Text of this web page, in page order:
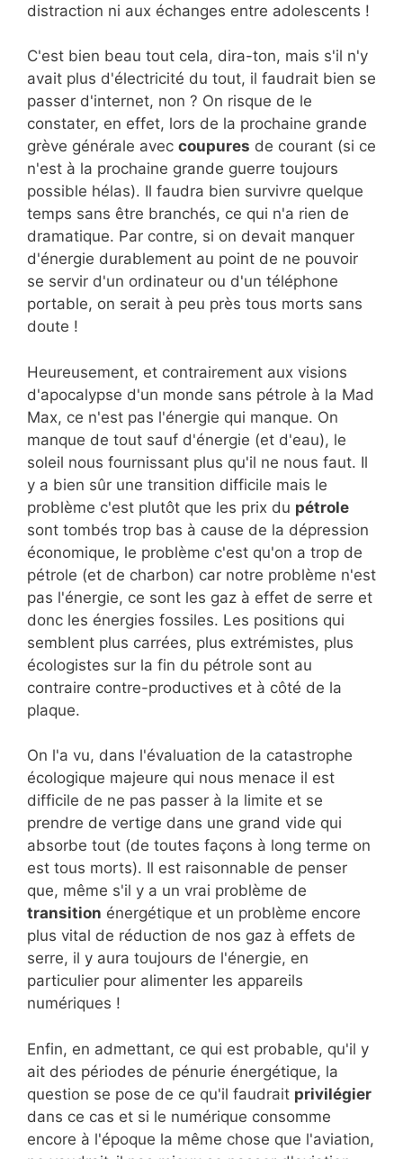
distraction ni aux échanges entre adolescents !
C'est bien beau tout cela, dira-ton, mais s'il n'y
avait plus d'électricité du tout, il faudrait bien se
passer d'internet, non ? On risque de le
constater, en effet, lors de la prochaine grande
grève générale avec coupures de courant (si ce
n'est à la prochaine grande guerre toujours
possible hélas). Il faudra bien survivre quelque
temps sans être branchés, ce qui n'a rien de
dramatique. Par contre, si on devait manquer
d'énergie durablement au point de ne pouvoir
se servir d'un ordinateur ou d'un téléphone
portable, on serait à peu près tous morts sans
doute !
Heureusement, et contrairement aux visions
d'apocalypse d'un monde sans pétrole à la Mad
Max, ce n'est pas l'énergie qui manque. On
manque de tout sauf d'énergie (et d'eau), le
soleil nous fournissant plus qu'il ne nous faut. Il
y a bien sûr une transition difficile mais le
problème c'est plutôt que les prix du pétrole
sont tombés trop bas à cause de la dépression
économique, le problème c'est qu'on a trop de
pétrole (et de charbon) car notre problème n'est
pas l'énergie, ce sont les gaz à effet de serre et
donc les énergies fossiles. Les positions qui
semblent plus carrées, plus extrémistes, plus
écologistes sur la fin du pétrole sont au
contraire contre-productives et à côté de la
plaque.
On l'a vu, dans l'évaluation de la catastrophe
écologique majeure qui nous menace il est
difficile de ne pas passer à la limite et se
prendre de vertige dans une grand vide qui
absorbe tout (de toutes façons à long terme on
est tous morts). Il est raisonnable de penser
que, même s'il y a un vrai problème de
transition énergétique et un problème encore
plus vital de réduction de nos gaz à effets de
serre, il y aura toujours de l'énergie, en
particulier pour alimenter les appareils
numériques !
Enfin, en admettant, ce qui est probable, qu'il y
ait des périodes de pénurie énergétique, la
question se pose de ce qu'il faudrait privilégier
dans ce cas et si le numérique consomme
encore à l'époque la même chose que l'aviation,